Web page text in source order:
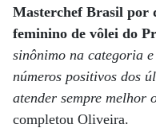
Masterchef Brasil por
feminino de vôlei do
sinônimo na categoria
números positivos dos
atender sempre melhor
completou Oliveira.